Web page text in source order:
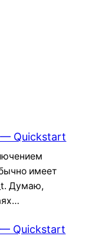
— Quickstart
имеет
Думаю,
Quickstart